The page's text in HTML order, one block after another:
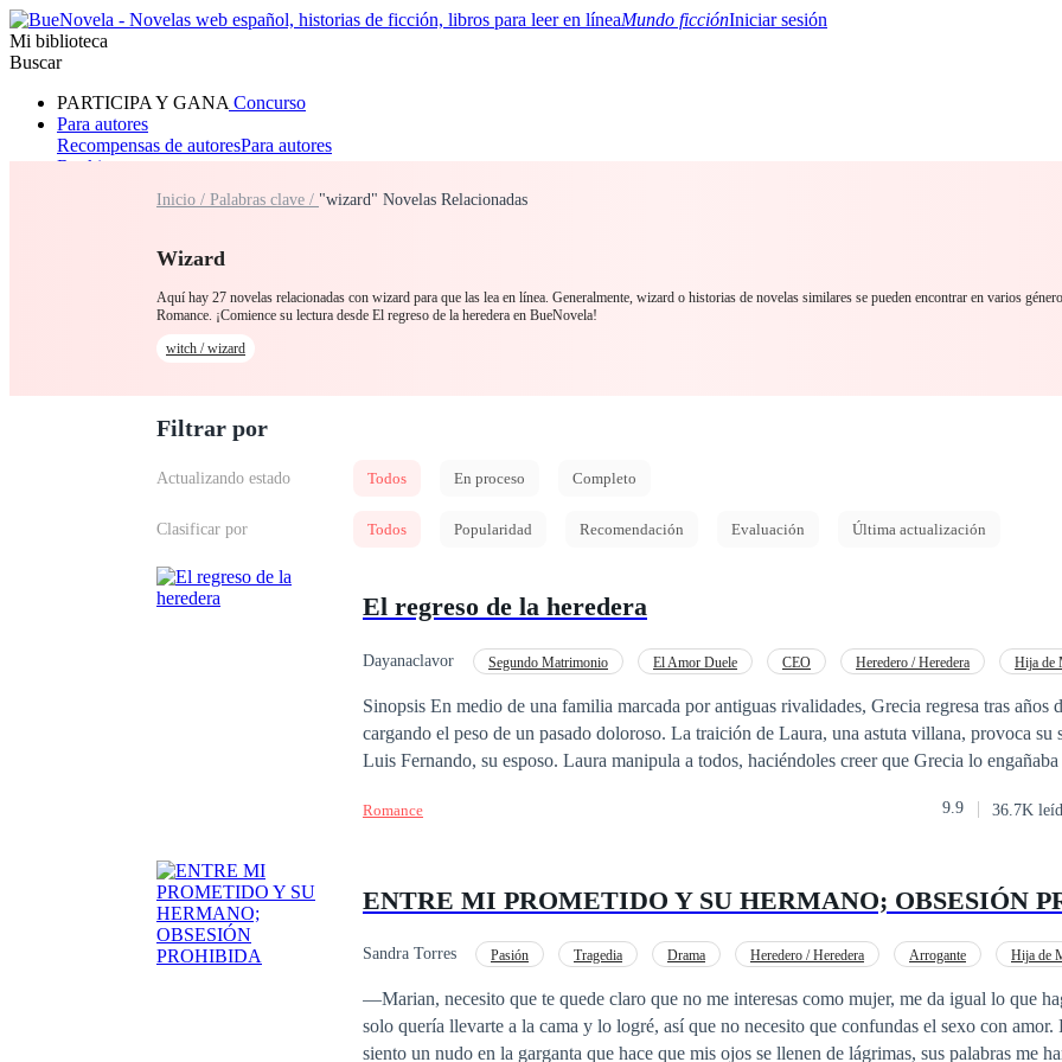
Mundo ficciónIniciar sesión
Mi biblioteca
Buscar
PARTICIPA Y GANA Concurso
Para autores
Recompensas de autoresPara autores
Ranking
RomanceHombre lobo
Inicio / Palabras clave / "wizard" Novelas Relacionadas
Wizard
Aquí hay 27 novelas relacionadas con wizard para que las lea en línea. Generalmente, wizard o historias de novelas similares se pueden encontrar en varios
Romance. ¡Comience su lectura desde El regreso de la heredera en BueNovela!
witch / wizard
Filtrar por
Actualizando estado Todos En proceso Completo
Clasificar por Todos Popularidad Recomendación Evaluación Última actualización
El regreso de la heredera
Dayanaclavor Segundo Matrimonio El Amor Duele CEO Heredero / Heredera
Hija de
Sinopsis En medio de una familia marcada por antiguas rivalidades, Grecia regresa tras años de ausencia,
cargando el peso de un pasado doloroso. La traición de Laura, una astuta villana, provoca su
Luis Fernando, su esposo. Laura manipula a todos, haciéndoles creer que Grecia lo
de los Repoll sin dinero y tan solo con lo que llevaba puesto, ya que la madre de Luis
en su contra, decide aceptar su derrota y marcharse lejos para olvidar el dolor que ambos le
así podrá olvidar a Grecia. La boda es un evento grandioso, y Grecia se entera a través de la
separación. Cinco años después, Grecia ha reconstruido su vida lejos de los Ripoll. Conoce
Lombardo, un hombre adinerado que decide casarse con ella tras escuchar su historia.
Romance 9.9 36.7K
ENTRE MI PROMETIDO Y SU HERMANO; OBSESIÓN
Sandra Torres Pasión Tragedia Drama Heredero / Heredera Arrogante
Hija de
—Marian, necesito que te quede claro que no me interesas como mujer, me da igual lo que
solo quería llevarte a la cama y lo logré, así que no necesito que confundas el sexo con amor. Por alguna razón,
siento un nudo en la garganta que hace que mis ojos se llenen de lágrimas, sus palabras me han